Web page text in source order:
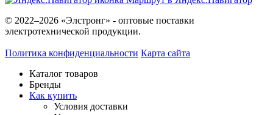
© 2022–2026 «Элстронг» - оптовые поставки
электротехнической продукции.
Политика конфиденциальности Карта сайта
Каталог товаров
Бренды
Как купить
Условия доставки